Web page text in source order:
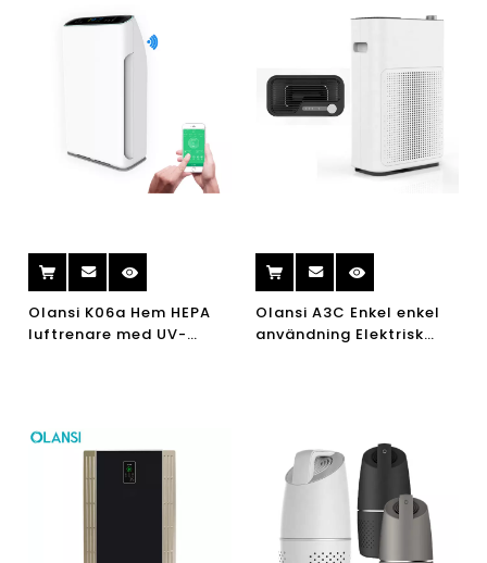
Olansi K06a Hem HEPA
luftrenare med UV-
Olansi A3C Enkel enkel
användning Elektrisk